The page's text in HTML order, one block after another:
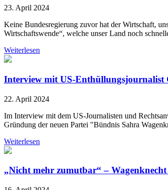
23. April 2024
Keine Bundesregierung zuvor hat der Wirtschaft,
Wirtschaftswende“, welche unser Land noch
Weiterlesen
Interview mit US-Enthüllungsjournalist
22. April 2024
Im Interview mit dem US-Journalisten und
Gründung der neuen Partei "Bündnis Sahra
Weiterlesen
„Nicht mehr zumutbar“ –